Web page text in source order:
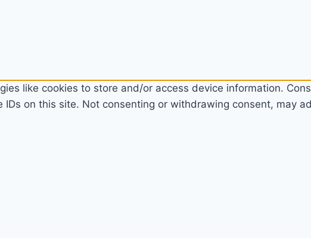
like cookies to store and/or access device information.
on this site. Not consenting or withdrawing consent, may